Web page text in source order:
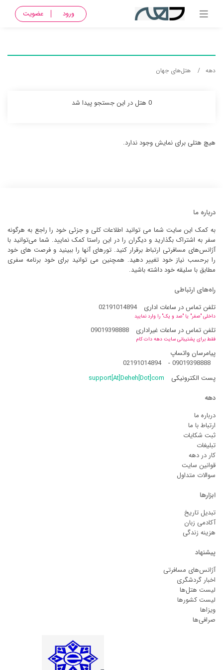
ورود عضویت
دهه هتل‌های جهان
0 هتل در این جستجو پیدا شد
هیچ هتلی برای نمایش وجود ندارد.
درباره ما
به کمک این سایت شما می توانید اطلاعات کلی و جزئی خود را راجع به هرگونه
سفر به اشتراک بگذارید و دیگران را در این راستا کمک نمایید. شما می‌توانید با
آژانس‌های مسافرتی ارتباط برقرار کنید. تورهای آنها را ببینید و فرصت های خود
را برحسب نیاز خود تغییر دهید. همچنین می توانید برای خود برنامه سفری
مطابق با سلیقه خود داشته باشید.
راه‌های ارتباطی
تلفن تماس در ساعات اداری
02191014894
داخلی "صفر" یا "صد و یک" را وارد نمایید
تلفن تماس در ساعات غیراداری 09019398888
فقط برای پشتیبانی سایت دهه دات کام
پیامرسان واتساپ
09019398888
-
02191014894
پست الکترونیکی
support[At]Deheh[Dot]com
دهه
درباره ما
ارتباط با ما
ثبت شکایات
تبلیغات
کار در دهه
قوانین سایت
سوالات متداول
ابزارها
تبدیل تاریخ
آکادمی زبان
هزینه زندگی
پیشنهاد
آژانس‌های مسافرتی
اخبار گردشگری
لیست هتل‌ها
لیست کشورها
ویزاها
صرافی‌ها